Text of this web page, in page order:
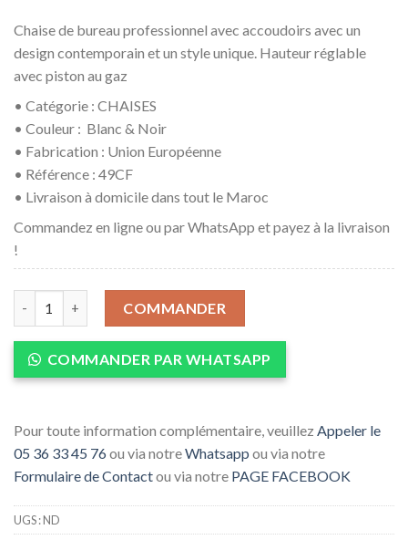
Chaise de bureau professionnel avec accoudoirs avec un
design contemporain et un style unique. Hauteur réglable
avec piston au gaz
• Catégorie : CHAISES
• Couleur : Blanc & Noir
• Fabrication : Union Européenne
• Référence : 49CF
• Livraison à domicile dans tout le Maroc
Commandez en ligne ou par WhatsApp et payez à la livraison
!
COMMANDER
COMMANDER PAR WHATSAPP
Pour toute information complémentaire, veuillez Appeler le
05 36 33 45 76ou via notreWhatsapp ou via notre
Formulaire de Contactou via notre PAGE FACEBOOK
UGS :ND